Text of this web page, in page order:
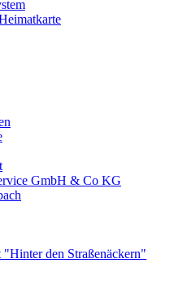
GmbH & Co KG
"Hinter den Straßenäckern"